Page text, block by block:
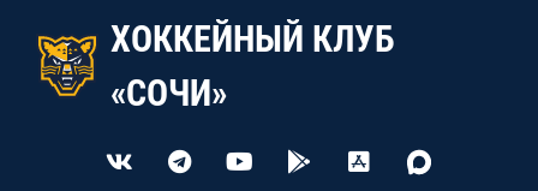
ХОККЕЙНЫЙ КЛУБ
«СОЧИ»